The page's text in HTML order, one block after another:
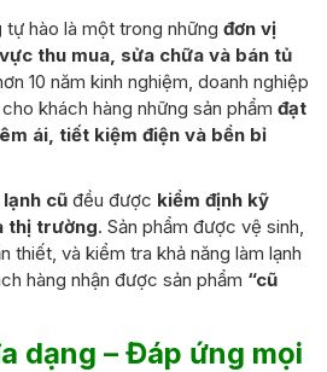
tự hào là một trong những đơn vị
thu mua, sửa chữa và bán tủ
10 năm kinh nghiệm, doanh nghiệp
khách hàng những sản phẩm đạt
ái, tiết kiệm điện và bền bỉ
cũ đều được kiểm định kỹ
thị trường. Sản phẩm được vệ sinh,
thiết, và kiểm tra khả năng làm lạnh
hàng nhận được sản phẩm “cũ
dạng – Đáp ứng mọi